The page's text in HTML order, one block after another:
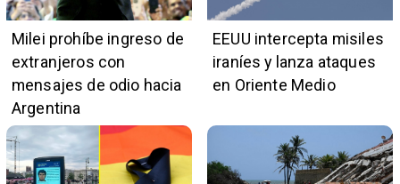
Milei prohíbe ingreso de
extranjeros con
mensajes de odio hacia
Argentina
EEUU intercepta misiles
iraníes y lanza ataques
en Oriente Medio